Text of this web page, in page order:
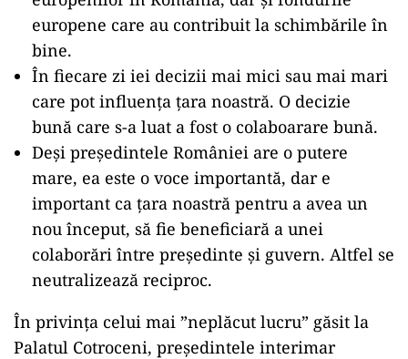
europene care au contribuit la schimbările în
bine.
În fiecare zi iei decizii mai mici sau mai mari
care pot influența țara noastră. O decizie
bună care s-a luat a fost o colaboarare bună.
Deși președintele României are o putere
mare, ea este o voce importantă, dar e
important ca țara noastră pentru a avea un
nou început, să fie beneficiară a unei
colaborări între președinte și guvern. Altfel se
neutralizează reciproc.
În privința celui mai ”neplăcut lucru” găsit la
Palatul Cotroceni, președintele interimar